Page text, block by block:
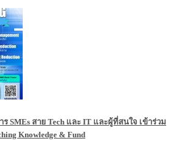
SMEs สาย Tech และ IT และผู้ที่สนใจ เข้าร่วม
Knowledge & Fund